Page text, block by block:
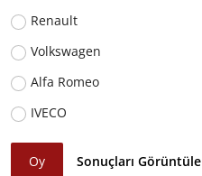
Renault
Volkswagen
Alfa Romeo
IVECO
Oy Sonuçları Görüntüle